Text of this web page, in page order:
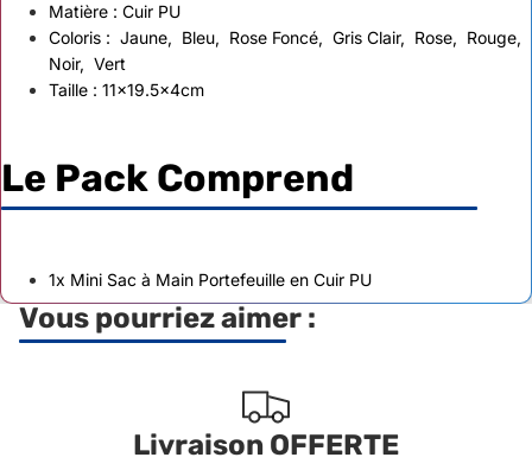
Matière : Cuir PU
Coloris : Jaune, Bleu, Rose Foncé, Gris Clair, Rose, Rouge,
Noir, Vert
Taille : 11x19.5x4cm
Le Pack Comprend
1x Mini Sac à Main Portefeuille en Cuir PU
Vous pourriez aimer :
Livraison OFFERTE